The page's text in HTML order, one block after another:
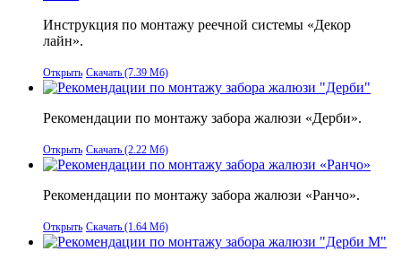
Инструкция по монтажу реечной системы «Декор
лайн».
Открыть Скачать (7.39 Мб)
Рекомендации по монтажу забора жалюзи «Дерби».
Открыть Скачать (2.22 Мб)
Рекомендации по монтажу забора жалюзи «Ранчо».
Открыть Скачать (1.64 Мб)